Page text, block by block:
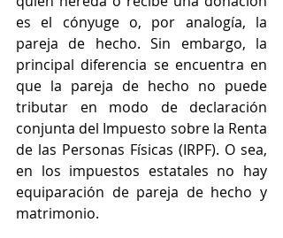
es el cónyuge o, por analogía, la
pareja de hecho. Sin embargo, la
principal diferencia se encuentra en
que la pareja de hecho no puede
tributar en modo de declaración
conjunta del Impuesto sobre la Renta
de las Personas Físicas (IRPF). O sea,
en los impuestos estatales no hay
equiparación de pareja de hecho y
matrimonio.